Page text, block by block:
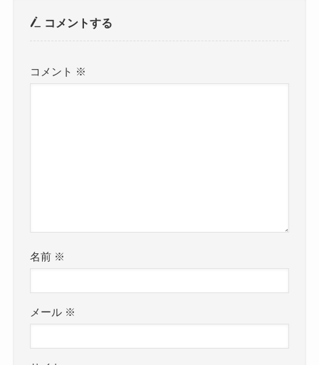
コメントする
コメント ※
名前 ※
メール ※